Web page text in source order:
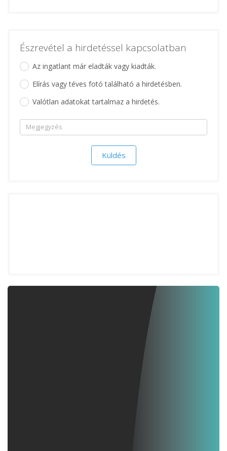
Észrevétel a hirdetéssel kapcsolatban
Az ingatlant már eladták vagy kiadták.
Elírás vagy téves fotó található a hirdetésben.
Valótlan adatokat tartalmaz a hirdetés.